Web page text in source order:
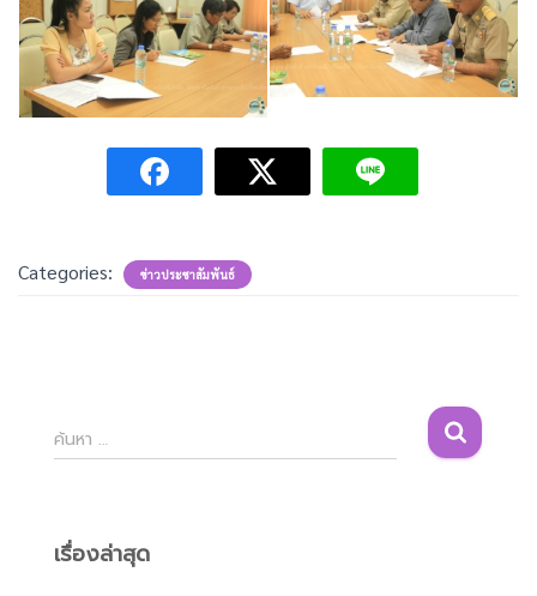
Categories: ข่าวประชาสัมพันธ์
ค้
น
สำ
ค้นหา …
เรื่องล่าสุด